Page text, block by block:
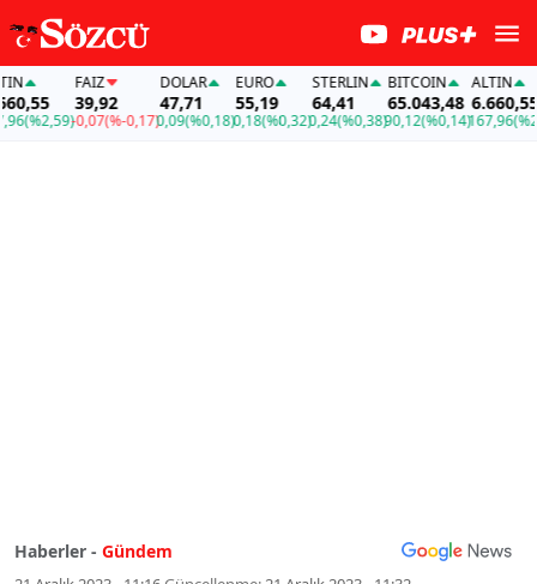
FAİZ
39,92
-0,07(%-0,17)
DOLAR
47,71
0,09(%0,18)
EURO
55,19
0,18(%0,32)
STERLIN
64,41
0,24(%0,38)
BITCOIN
65.043,48
90,12(%0,14)
ALTIN
6.660,55
167,96(%2,59)-
Haberler - Gündem